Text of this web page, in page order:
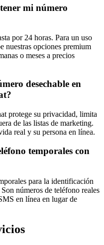
mi número
por 24 horas. Para un uso
nuestras opciones premium
o meses a precios
desechable en
protege su privacidad, limita
de las listas de marketing.
real y su persona en línea.
temporales con
para la identificación
números de teléfono reales
en línea en lugar de